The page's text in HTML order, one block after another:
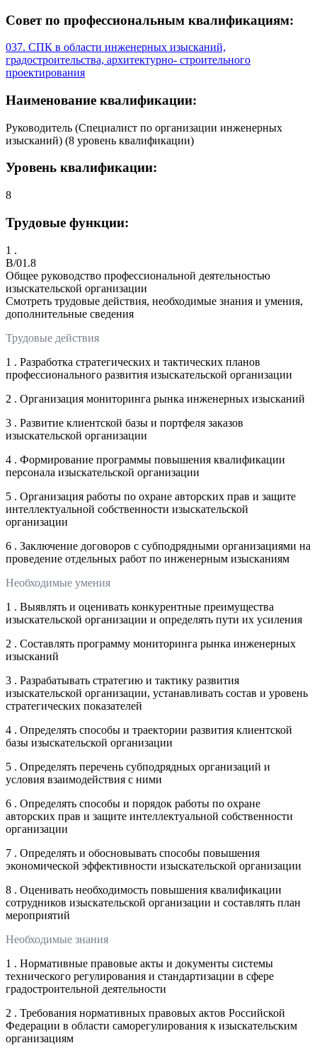
Совет по профессиональным квалификациям:
037. СПК в области инженерных изысканий,
градостроительства, архитектурно- строительного
проектирования
Наименование квалификации:
Руководитель (Специалист по организации инженерных
изысканий) (8 уровень квалификации)
Уровень квалификации:
8
Трудовые функции:
1 .
B/01.8
Общее руководство профессиональной деятельностью
изыскательской организации
Смотреть трудовые действия, необходимые знания и умения,
дополнительные сведения
Трудовые действия
1 . Разработка стратегических и тактических планов
профессионального развития изыскательской организации
2 . Организация мониторинга рынка инженерных изысканий
3 . Развитие клиентской базы и портфеля заказов
изыскательской организации
4 . Формирование программы повышения квалификации
персонала изыскательской организации
5 . Организация работы по охране авторских прав и защите
интеллектуальной собственности изыскательской
организации
6 . Заключение договоров с субподрядными организациями на
проведение отдельных работ по инженерным изысканиям
Необходимые умения
1 . Выявлять и оценивать конкурентные преимущества
изыскательской организации и определять пути их усиления
2 . Составлять программу мониторинга рынка инженерных
изысканий
3 . Разрабатывать стратегию и тактику развития
изыскательской организации, устанавливать состав и уровень
стратегических показателей
4 . Определять способы и траектории развития клиентской
базы изыскательской организации
5 . Определять перечень субподрядных организаций и
условия взаимодействия с ними
6 . Определять способы и порядок работы по охране
авторских прав и защите интеллектуальной собственности
организации
7 . Определять и обосновывать способы повышения
экономической эффективности изыскательской организации
8 . Оценивать необходимость повышения квалификации
сотрудников изыскательской организации и составлять план
мероприятий
Необходимые знания
1 . Нормативные правовые акты и документы системы
технического регулирования и стандартизации в сфере
градостроительной деятельности
2 . Требования нормативных правовых актов Российской
Федерации в области саморегулирования к изыскательским
организациям